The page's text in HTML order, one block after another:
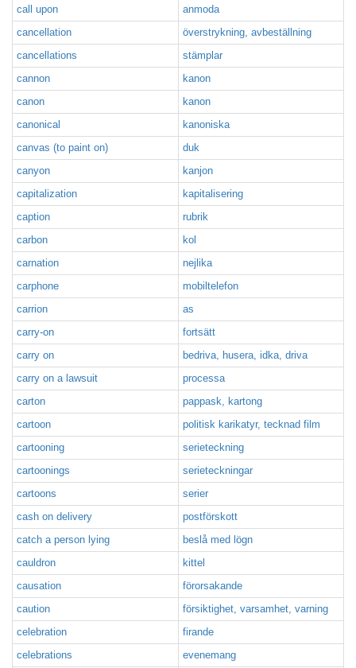
call upon
anmoda
cancellation
överstrykning, avbeställning
cancellations
stämplar
cannon
kanon
canon
kanon
canonical
kanoniska
canvas (to paint on)
duk
canyon
kanjon
capitalization
kapitalisering
caption
rubrik
carbon
kol
carnation
nejlika
carphone
mobiltelefon
carrion
as
carry-on
fortsätt
carry on
bedriva, husera, idka, driva
carry on a lawsuit
processa
carton
pappask, kartong
cartoon
politisk karikatyr, tecknad film
cartooning
serieteckning
cartoonings
serieteckningar
cartoons
serier
cash on delivery
postförskott
catch a person lying
beslå med lögn
cauldron
kittel
causation
förorsakande
caution
försiktighet, varsamhet, varning
celebration
firande
celebrations
evenemang